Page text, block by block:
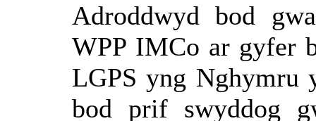
Adroddwyd bod
WPP IMCo ar gyfer
LGPS yng Nghymru
bod prif swyddog